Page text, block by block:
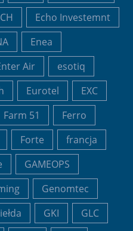
Echo Investemnt
Enea
Air
esotiq
Eurotel
EXC
Farm 51
Ferro
Forte
francja
GAMEOPS
Genomtec
GKI
GLC